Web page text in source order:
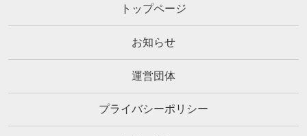
トップページ
お知らせ
運営団体
プライバシーポリシー